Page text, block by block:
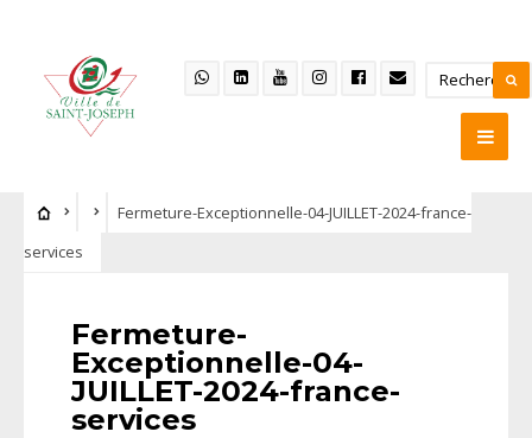
Fermeture-Exceptionnelle-04-JUILLET-2024-france-
services
Fermeture-
Exceptionnelle-04-
JUILLET-2024-france-
services